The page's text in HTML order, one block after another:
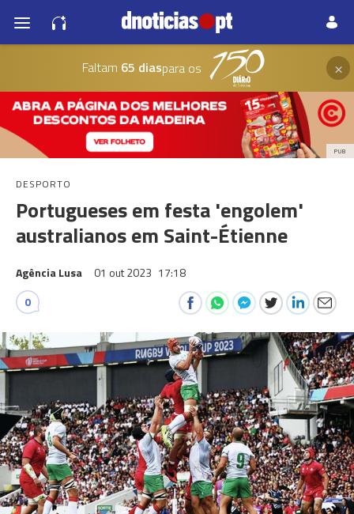
Faltam 65 diaspara os ×
PUB
DESPORTO
Portugueses em festa 'engolem'
australianos em Saint-Étienne
Agência Lusa 01 out 2023 17:18
0